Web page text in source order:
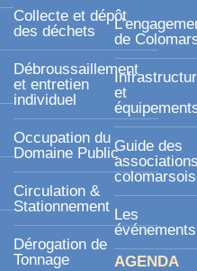
Collecte et dépôt
des déchets
Débroussaillement
et entretien
individuel
Occupation du
Domaine Public
Circulation &
Stationnement
Dérogation de
Tonnage
de
et
Guide des
Les
événements
AGENDA